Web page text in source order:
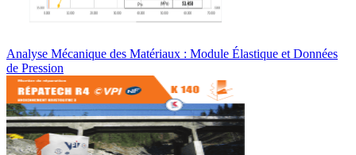
Analyse Mécanique des Matériaux : Module Élastique et Données
de Pression